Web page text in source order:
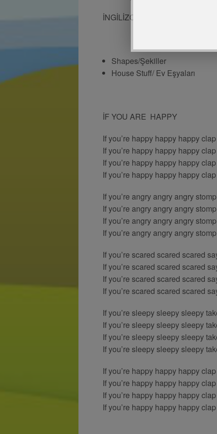
İNGİLİZCE ETKİNLİĞİ
Shapes/Şekiller
House Stuff/ Ev Eşyaları
İF YOU ARE HAPPY
If you’re happy happy happy
If you’re happy happy happy
If you’re happy happy happy
If you’re happy happy happy
If you’re angry angry angry
If you’re angry angry angry
If you’re angry angry angry
If you’re angry angry angry
If you’re scared scared scared
If you’re scared scared scared
If you’re scared scared scared
If you’re scared scared scared
If you’re sleepy sleepy sleepy
If you’re sleepy sleepy sleepy
If you’re sleepy sleepy sleepy
If you’re sleepy sleepy sleepy
If you’re happy happy happy
If you’re happy happy happy
If you’re happy happy happy
If you’re happy happy happy